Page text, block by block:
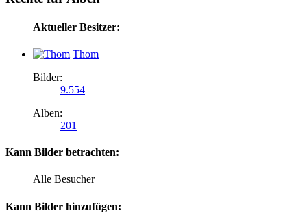
Aktueller Besitzer:
Thom
Bilder:
9.554
Alben:
201
Kann Bilder betrachten:
Alle Besucher
Kann Bilder hinzufügen: